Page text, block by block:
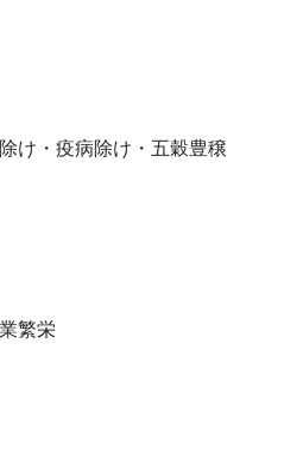
け・疫病除け・五穀豊穣
繁栄